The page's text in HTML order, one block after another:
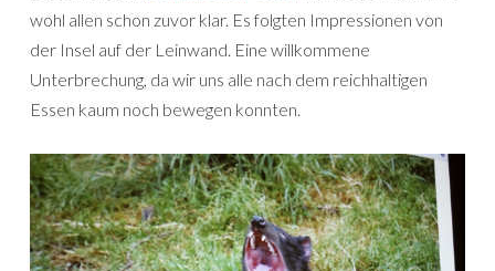
wohl allen schon zuvor klar. Es folgten Impressionen von
der Insel auf der Leinwand. Eine willkommene
Unterbrechung, da wir uns alle nach dem reichhaltigen
Essen kaum noch bewegen konnten.